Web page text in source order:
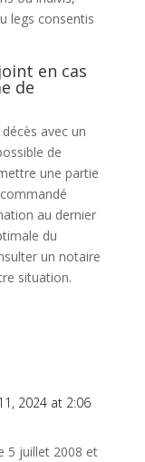
legs consentis
en cas
de
avec un
de
une partie
au dernier
du
un notaire
situation.
2024 at 2:06
5 juillet 2008 et